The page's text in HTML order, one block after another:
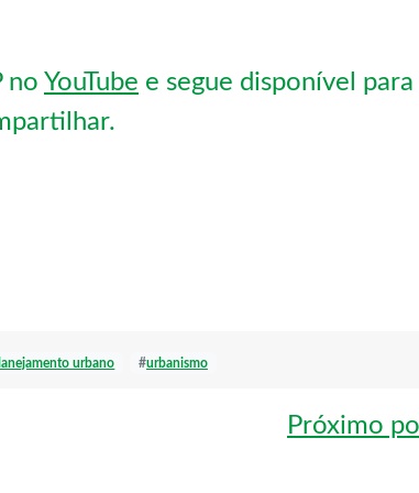
no YouTube e segue disponível para
urbano #urbanismo
Próximo